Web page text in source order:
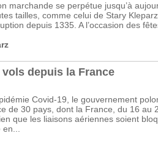
marchande se perpétue jusqu’à
tailles, comme celui de Stary
depuis 1335. A l’occasion des
depuis la France
Covid-19, le gouvernement
de 30 pays, dont la France, du 16 au
que les liaisons aériennes soient